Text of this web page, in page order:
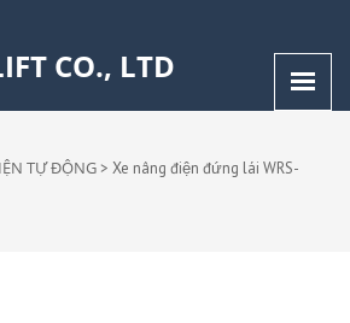
CO., LTD
TỰ ĐỘNG > Xe nâng điện đứng lái WRS-